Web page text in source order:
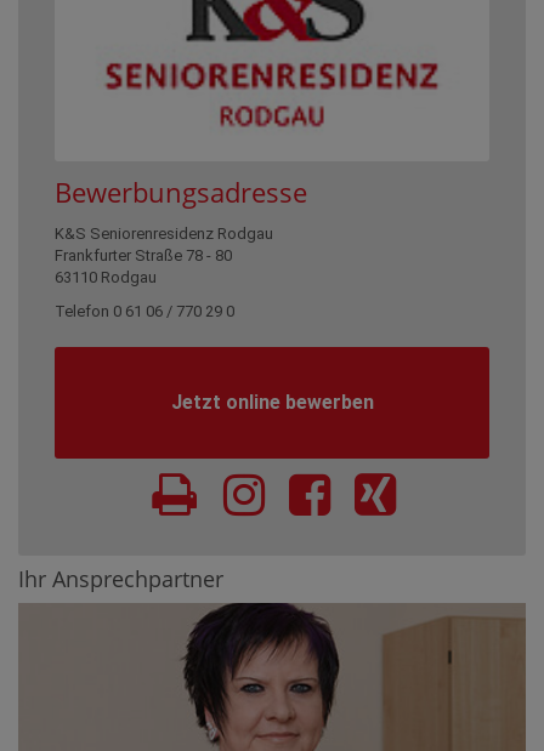
Bewerbungsadresse
K&S Seniorenresidenz Rodgau
Frankfurter Straße 78 - 80
63110 Rodgau
Telefon 0 61 06 / 770 29 0
Jetzt online bewerben
Ihr Ansprechpartner